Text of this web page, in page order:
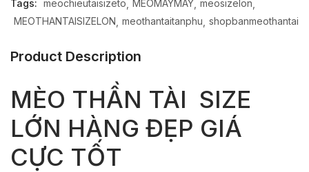
Tags: meochieutaisizeto MEOMAYMAY meosizelon
MEOTHANTAISIZELON meothantaitanphu shopbanmeothantai
Product Description
MÈO THẦN TÀI SIZE
LỚN HÀNG ĐẸP GIÁ
CỰC TỐT